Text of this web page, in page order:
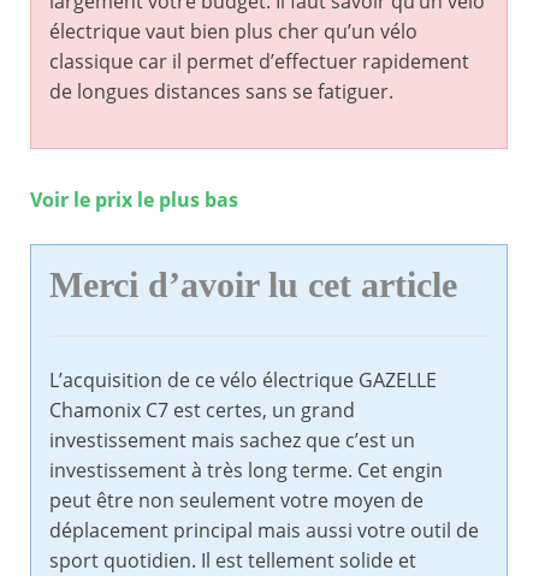
électrique vaut bien plus cher qu’un vélo
classique car il permet d’effectuer rapidement
de longues distances sans se fatiguer.
Voir le prix le plus bas
Merci d’avoir lu cet article
L’acquisition de ce vélo électrique GAZELLE
Chamonix C7 est certes, un grand
investissement mais sachez que c’est un
investissement à très long terme. Cet engin
peut être non seulement votre moyen de
déplacement principal mais aussi votre outil de
sport quotidien. Il est tellement solide et